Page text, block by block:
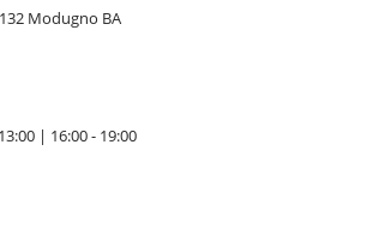
Modugno BA
| 16:00 - 19:00